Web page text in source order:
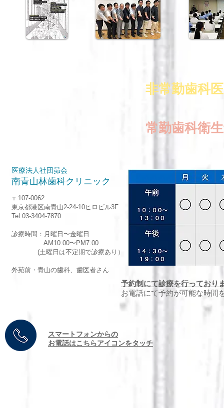
非常勤歯科
常勤歯科衛
医療法人社団昴会
南青山林歯科クリニック
〒107-0062
東京都港区南青山2-24-10ヒロビル3F
Tel:03-3404-7870
診療時間：月曜日〜金曜日
AM10:00〜PM7:00
(土曜日は不定期で診療あり）
外苑前・青山の歯科、歯医者さん
予約制にて診療を行っており
お電話にて予約が可能な時間
​スマートフォンからの
お電話はこちらアイコンをタッチ